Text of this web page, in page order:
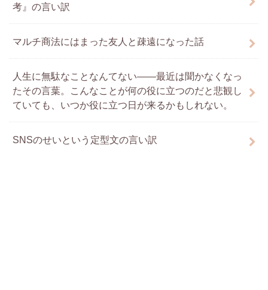
考』の言い訳
マルチ商法にはまった友人と疎遠になった話
人生に無駄なことなんてない――最近は聞かなくなっ
たその言葉。こんなことが何の役に立つのだと悲観し
ていても、いつか役に立つ日が来るかもしれない。
SNSのせいという定型文の言い訳